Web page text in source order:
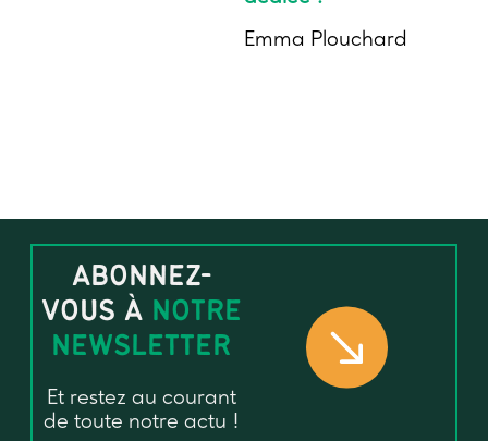
Emma Plouchard
ABONNEZ-
VOUS À NOTRE
NEWSLETTER
Et restez au courant
de toute notre actu !